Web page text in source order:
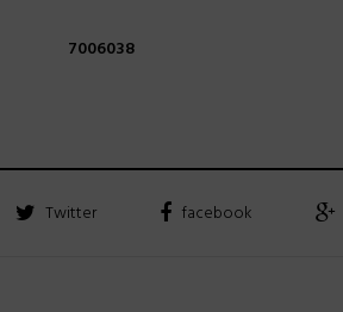
7006038
Twitter facebook